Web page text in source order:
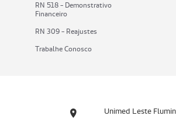
RN 518 - Demonstrativo
Financeiro
RN 309 - Reajustes
Trabalhe Conosco
Unimed Leste